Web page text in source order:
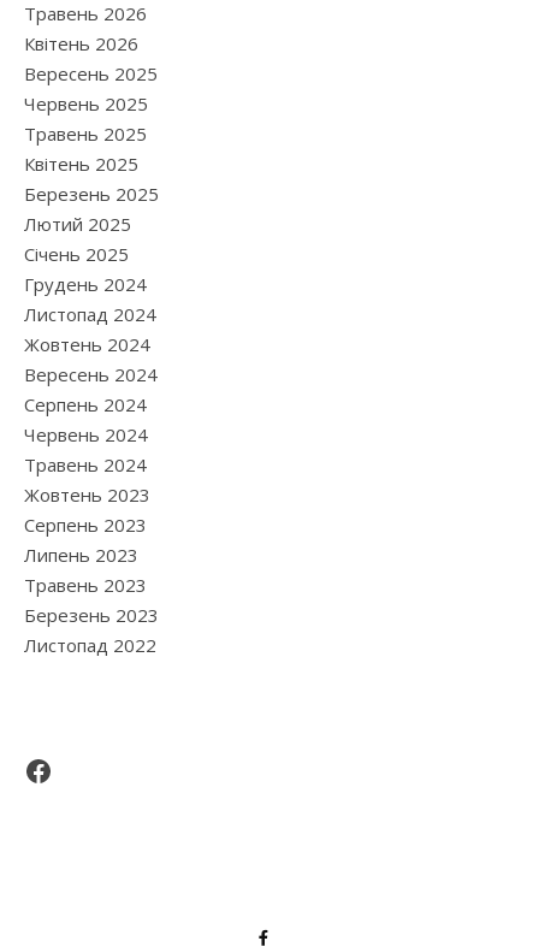
Травень 2026
Квітень 2026
Вересень 2025
Червень 2025
Травень 2025
Квітень 2025
Березень 2025
Лютий 2025
Січень 2025
Грудень 2024
Листопад 2024
Жовтень 2024
Вересень 2024
Серпень 2024
Червень 2024
Травень 2024
Жовтень 2023
Серпень 2023
Липень 2023
Травень 2023
Березень 2023
Листопад 2022
Facebook